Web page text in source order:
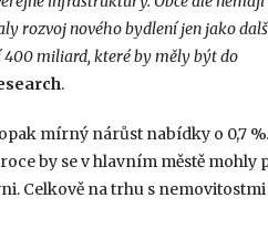
rozvoj nového bydlení jen jako
400 miliard, které by měly být do
.
mírný nárůst nabídky o 0,7
by se v hlavním městě mohly
Celkově na trhu s nemovitostmi